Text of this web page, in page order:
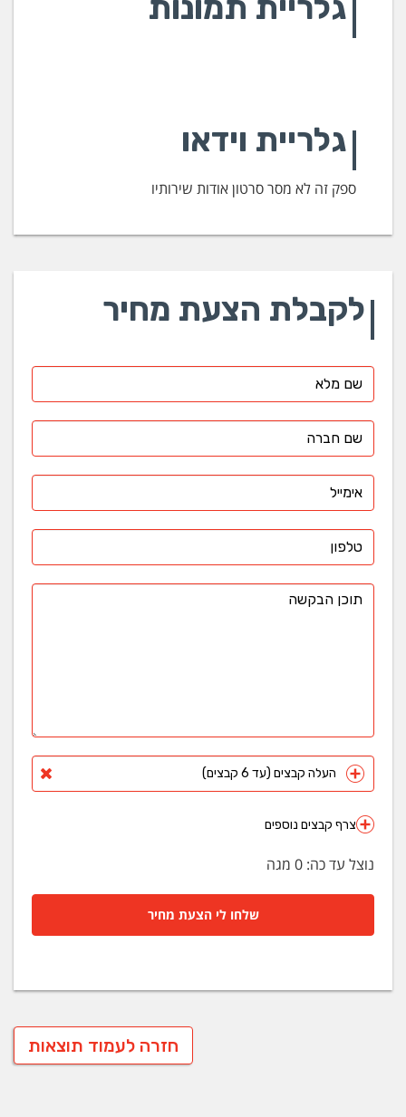
גלריית וידאו
ספק זה לא מסר סרטון אודות שירותיו
לקבלת הצעת מחיר
העלה קבצים (עד 6 קבצים)
צרף קבצים נוספים
נוצל עד כה: 0 מגה
שלחו לי הצעת מחיר
חזרה לעמוד תוצאות